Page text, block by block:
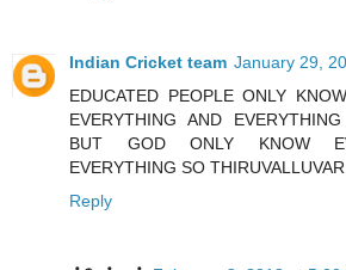
Indian Cricket team January 29,
EDUCATED PEOPLE ONLY
EVERYTHING AND
BUT GOD ONLY KNOW
EVERYTHING SO
Reply